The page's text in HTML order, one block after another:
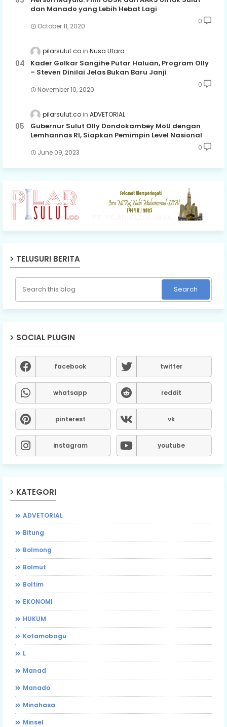
dan Manado yang Lebih Hebat Lagi
October 11, 2020
0
pilarsulut.co Nusa Utara
Kader Golkar Sangihe Putar Haluan, Program Olly
– Steven Dinilai Jelas Bukan Baru Janji
November 10, 2020
0
pilarsulut.co ADVETORIAL
Gubernur Sulut Olly Dondokambey MoU dengan
Lemhannas RI, Siapkan Pemimpin Level Nasional
June 09, 2023
0
TELUSURI BERITA
SOCIAL PLUGIN
facebook twitter
whatsapp reddit
pinterest vk
instagram youtube
KATEGORI
ADVETORIAL
Bitung
Bolmong
Bolmut
Boltim
EKONOMI
HUKUM
Kotamobagu
L
Manad
Manado
Minahasa
Minsel